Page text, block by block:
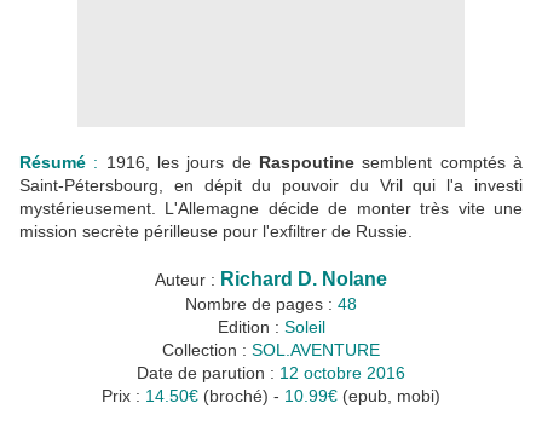
Résumé : 1916, les jours de Raspoutine semblent comptés à
Saint-Pétersbourg, en dépit du pouvoir du Vril qui l'a investi
mystérieusement. L'Allemagne décide de monter très vite une
mission secrète périlleuse pour l'exfiltrer de Russie.
Auteur : Richard D. Nolane
Nombre de pages : 48
Edition : Soleil
Collection : SOL.AVENTURE
Date de parution : 12 octobre 2016
Prix : 14.50€ (broché) - 10.99€ (epub, mobi)